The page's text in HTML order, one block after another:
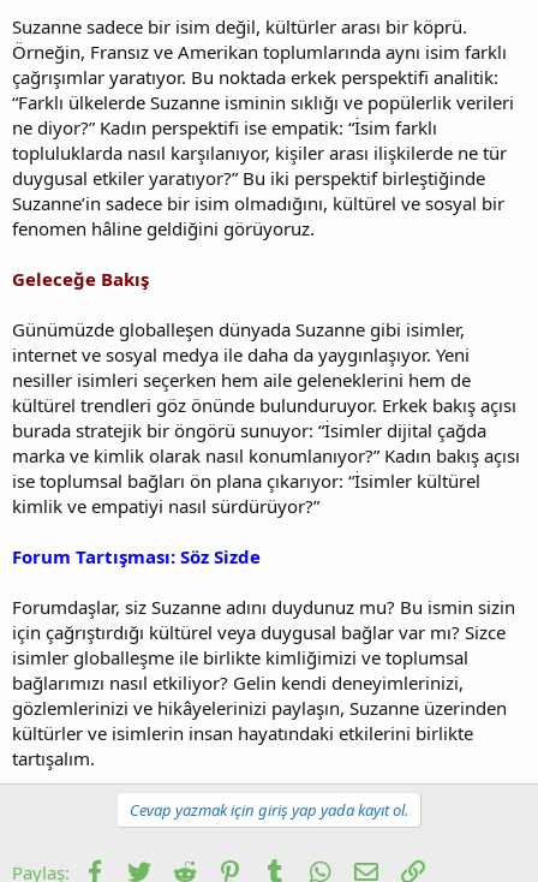
Suzanne sadece bir isim değil, kültürler arası bir köprü.
Örneğin, Fransız ve Amerikan toplumlarında aynı isim farklı
çağrışımlar yaratıyor. Bu noktada erkek perspektifi analitik:
“Farklı ülkelerde Suzanne isminin sıklığı ve popülerlik verileri
ne diyor?” Kadın perspektifi ise empatik: “İsim farklı
topluluklarda nasıl karşılanıyor, kişiler arası ilişkilerde ne tür
duygusal etkiler yaratıyor?” Bu iki perspektif birleştiğinde
Suzanne’in sadece bir isim olmadığını, kültürel ve sosyal bir
fenomen hâline geldiğini görüyoruz.
Geleceğe Bakış
Günümüzde globalleşen dünyada Suzanne gibi isimler,
internet ve sosyal medya ile daha da yaygınlaşıyor. Yeni
nesiller isimleri seçerken hem aile geleneklerini hem de
kültürel trendleri göz önünde bulunduruyor. Erkek bakış açısı
burada stratejik bir öngörü sunuyor: “İsimler dijital çağda
marka ve kimlik olarak nasıl konumlanıyor?” Kadın bakış açısı
ise toplumsal bağları ön plana çıkarıyor: “İsimler kültürel
kimlik ve empatiyi nasıl sürdürüyor?”
Forum Tartışması: Söz Sizde
Forumdaşlar, siz Suzanne adını duydunuz mu? Bu ismin sizin
için çağrıştırdığı kültürel veya duygusal bağlar var mı? Sizce
isimler globalleşme ile birlikte kimliğimizi ve toplumsal
bağlarımızı nasıl etkiliyor? Gelin kendi deneyimlerinizi,
gözlemlerinizi ve hikâyelerinizi paylaşın, Suzanne üzerinden
kültürler ve isimlerin insan hayatındaki etkilerini birlikte
tartışalım.
Cevap yazmak için giriş yap yada kayıt ol.
Paylaş: Facebook
TwitterReddit PinterestTumblrWhatsApp
E-postaLink